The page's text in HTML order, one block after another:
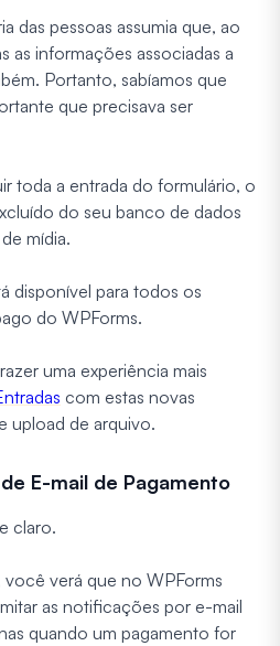
das pessoas assumia que, ao
as informações associadas a
Portanto, sabíamos que
que precisava ser
toda a entrada do formulário, o
do seu banco de dados
mídia.
disponível para todos os
do WPForms.
uma experiência mais
com estas novas
upload de arquivo.
E-mail de Pagamento
claro.
verá que no WPForms
as notificações por e-mail
quando um pagamento for